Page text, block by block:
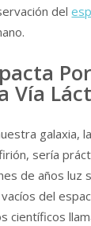
del
Vía
galaxia,
sería
de años luz
del
científicos